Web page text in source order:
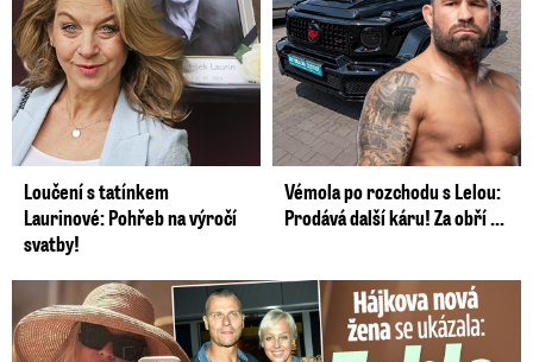
Loučení s tatínkem
Laurinové: Pohřeb na výročí
svatby!
Vémola po rozchodu s Lelou:
Prodává další káru! Za obří ...
Tohle tělo nahradilo Belo: Nová partnerka se ukázala...